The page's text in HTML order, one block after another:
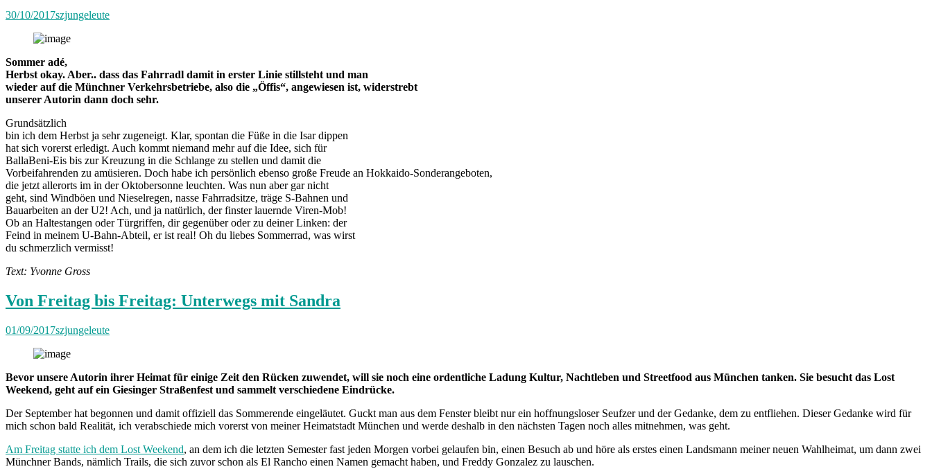
mit
30/10/2017szjungeleute
Sommer adé,
Herbst okay. Aber.. dass das Fahrradl damit in erster Linie stillsteht und man
wieder auf die Münchner Verkehrsbetriebe, also die „Öffis“, angewiesen ist, widerstrebt
unserer Autorin dann doch sehr.
Grundsätzlich
bin ich dem Herbst ja sehr zugeneigt. Klar, spontan die Füße in die Isar dippen
hat sich vorerst erledigt. Auch kommt niemand mehr auf die Idee, sich für
BallaBeni-Eis bis zur Kreuzung in die Schlange zu stellen und damit die
Vorbeifahrenden zu amüsieren. Doch habe ich persönlich ebenso große Freude an Hokkaido-Sonderangeboten,
die jetzt allerorts im in der Oktobersonne leuchten. Was nun aber gar nicht
geht, sind Windböen und Nieselregen, nasse Fahrradsitze, träge S-Bahnen und
Bauarbeiten an der U2! Ach, und ja natürlich, der finster lauernde Viren-Mob!
Ob an Haltestangen oder Türgriffen, dir gegenüber oder zu deiner Linken: der
Feind in meinem U-Bahn-Abteil, er ist real! Oh du liebes Sommerrad, was wirst
du schmerzlich vermisst!
Text: Yvonne Gross
Von Freitag bis Freitag: Unterwegs mit Sandra
01/09/2017szjungeleute
Bevor unsere Autorin ihrer Heimat für einige Zeit den Rücken zuwendet, will sie noch eine ordentliche Ladung Kultur, Nachtleben und Streetfood aus München tanken. Sie besucht das Lost
Weekend, geht auf ein Giesinger Straßenfest und sammelt verschiedene Eindrücke.
Der September hat begonnen und damit offiziell das Sommerende eingeläutet. Guckt man aus dem Fenster bleibt nur ein hoffnungsloser Seufzer und der Gedanke, dem zu entfliehen. Dieser Gedanke wird für
mich schon bald Realität, ich verabschiede mich vorerst von meiner Heimatstadt München und werde deshalb in den nächsten Tagen noch alles mitnehmen, was geht.
Am Freitag statte ich dem Lost Weekend, an dem ich die letzten Semester fast jeden Morgen vorbei gelaufen bin, einen Besuch ab und höre als erstes einen Landsmann meiner neuen Wahlheimat, um dann zwei
Münchner Bands, nämlich Trails, die sich zuvor schon als El Rancho einen Namen gemacht haben, und Freddy Gonzalez zu lauschen.